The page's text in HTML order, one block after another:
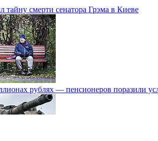
тайну смерти сенатора Грэма в Киеве
рублях — пенсионеров поразили